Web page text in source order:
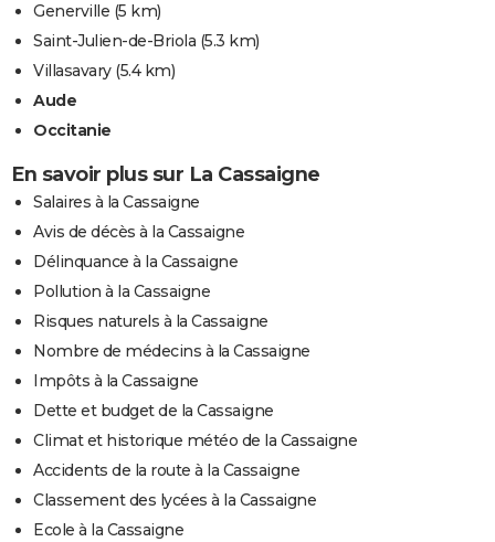
Generville (5 km)
Saint-Julien-de-Briola (5.3 km)
Villasavary(5.4 km)
Aude
Occitanie
En savoir plus sur La Cassaigne
Salaires à la Cassaigne
Avis de décès à la Cassaigne
Délinquance à la Cassaigne
Pollution à la Cassaigne
Risques naturels à la Cassaigne
Nombre de médecins à la Cassaigne
Impôts à la Cassaigne
Dette et budget de la Cassaigne
Climat et historique météo de la Cassaigne
Accidents de la route à la Cassaigne
Classement des lycées à la Cassaigne
Ecole à la Cassaigne